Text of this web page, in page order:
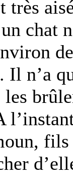
très
chat
Il n’a
les
fils